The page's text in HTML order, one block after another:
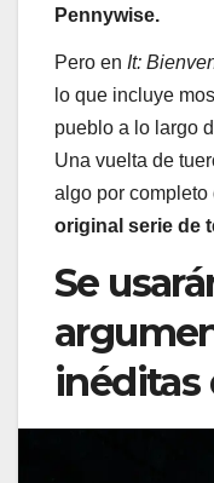
Pennywise.
Pero en It:
lo que incluye
pueblo a lo largo
Una vuelta de
algo por completo
original serie de
Se
inéditas